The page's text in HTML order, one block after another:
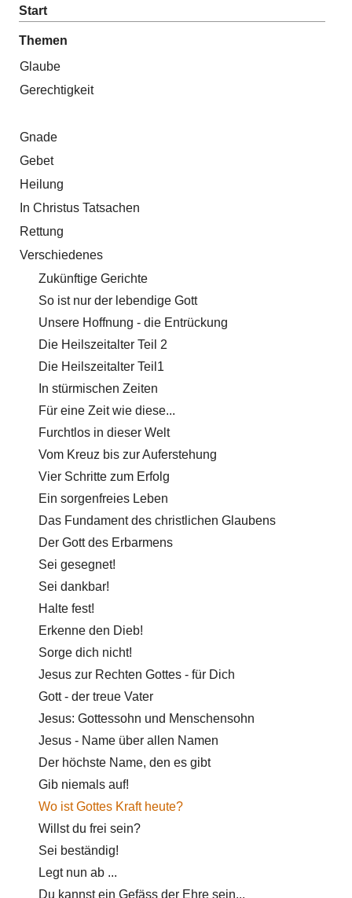
Start
Themen
Glaube
Gerechtigkeit
Gnade
Gebet
Heilung
In Christus Tatsachen
Rettung
Verschiedenes
Zukünftige Gerichte
So ist nur der lebendige Gott
Unsere Hoffnung - die Entrückung
Die Heilszeitalter Teil 2
Die Heilszeitalter Teil1
In stürmischen Zeiten
Für eine Zeit wie diese...
Furchtlos in dieser Welt
Vom Kreuz bis zur Auferstehung
Vier Schritte zum Erfolg
Ein sorgenfreies Leben
Das Fundament des christlichen Glaubens
Der Gott des Erbarmens
Sei gesegnet!
Sei dankbar!
Halte fest!
Erkenne den Dieb!
Sorge dich nicht!
Jesus zur Rechten Gottes - für Dich
Gott - der treue Vater
Jesus: Gottessohn und Menschensohn
Jesus - Name über allen Namen
Der höchste Name, den es gibt
Gib niemals auf!
Wo ist Gottes Kraft heute?
Willst du frei sein?
Sei beständig!
Legt nun ab ...
Du kannst ein Gefäss der Ehre sein...